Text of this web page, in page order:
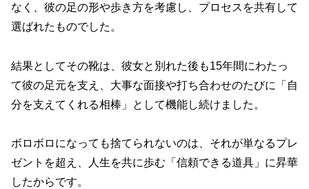
なく、彼の足の形や歩き方を考慮し、プロセスを共有して
選ばれたものでした。
結果としてその靴は、彼女と別れた後も15年間にわたっ
て彼の足元を支え、大事な面接や打ち合わせのたびに「自
分を支えてくれる相棒」として機能し続けました。
ボロボロになっても捨てられないのは、それが単なるプレ
ゼントを超え、人生を共に歩む「信頼できる道具」に昇華
したからです。